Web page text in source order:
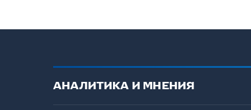
АНАЛИТИКА И МНЕНИЯ